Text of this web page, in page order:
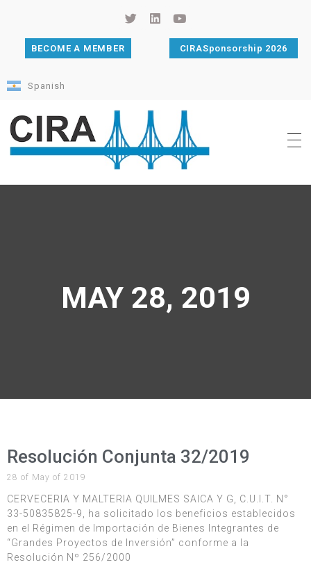
BECOME A MEMBER CIRASponsorship 2026
Spanish
MAY 28, 2019
Resolución Conjunta 32/2019
28 of May of 2019
CERVECERIA Y MALTERIA QUILMES SAICA Y G, C.U.I.T. N°
33-50835825-9, ha solicitado los beneficios establecidos
en el Régimen de Importación de Bienes Integrantes de
“Grandes Proyectos de Inversión” conforme a la
Resolución Nº 256/2000